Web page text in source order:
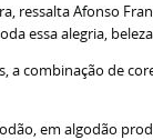
Afonso
essa alegria,
combinação de
em algodão